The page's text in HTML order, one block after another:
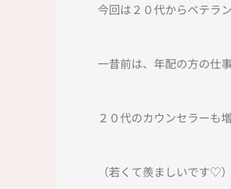
今回は２０代からベテラ
一昔前は、年配の方の仕
２０代のカウンセラーも
（若くて羨ましいです♡）